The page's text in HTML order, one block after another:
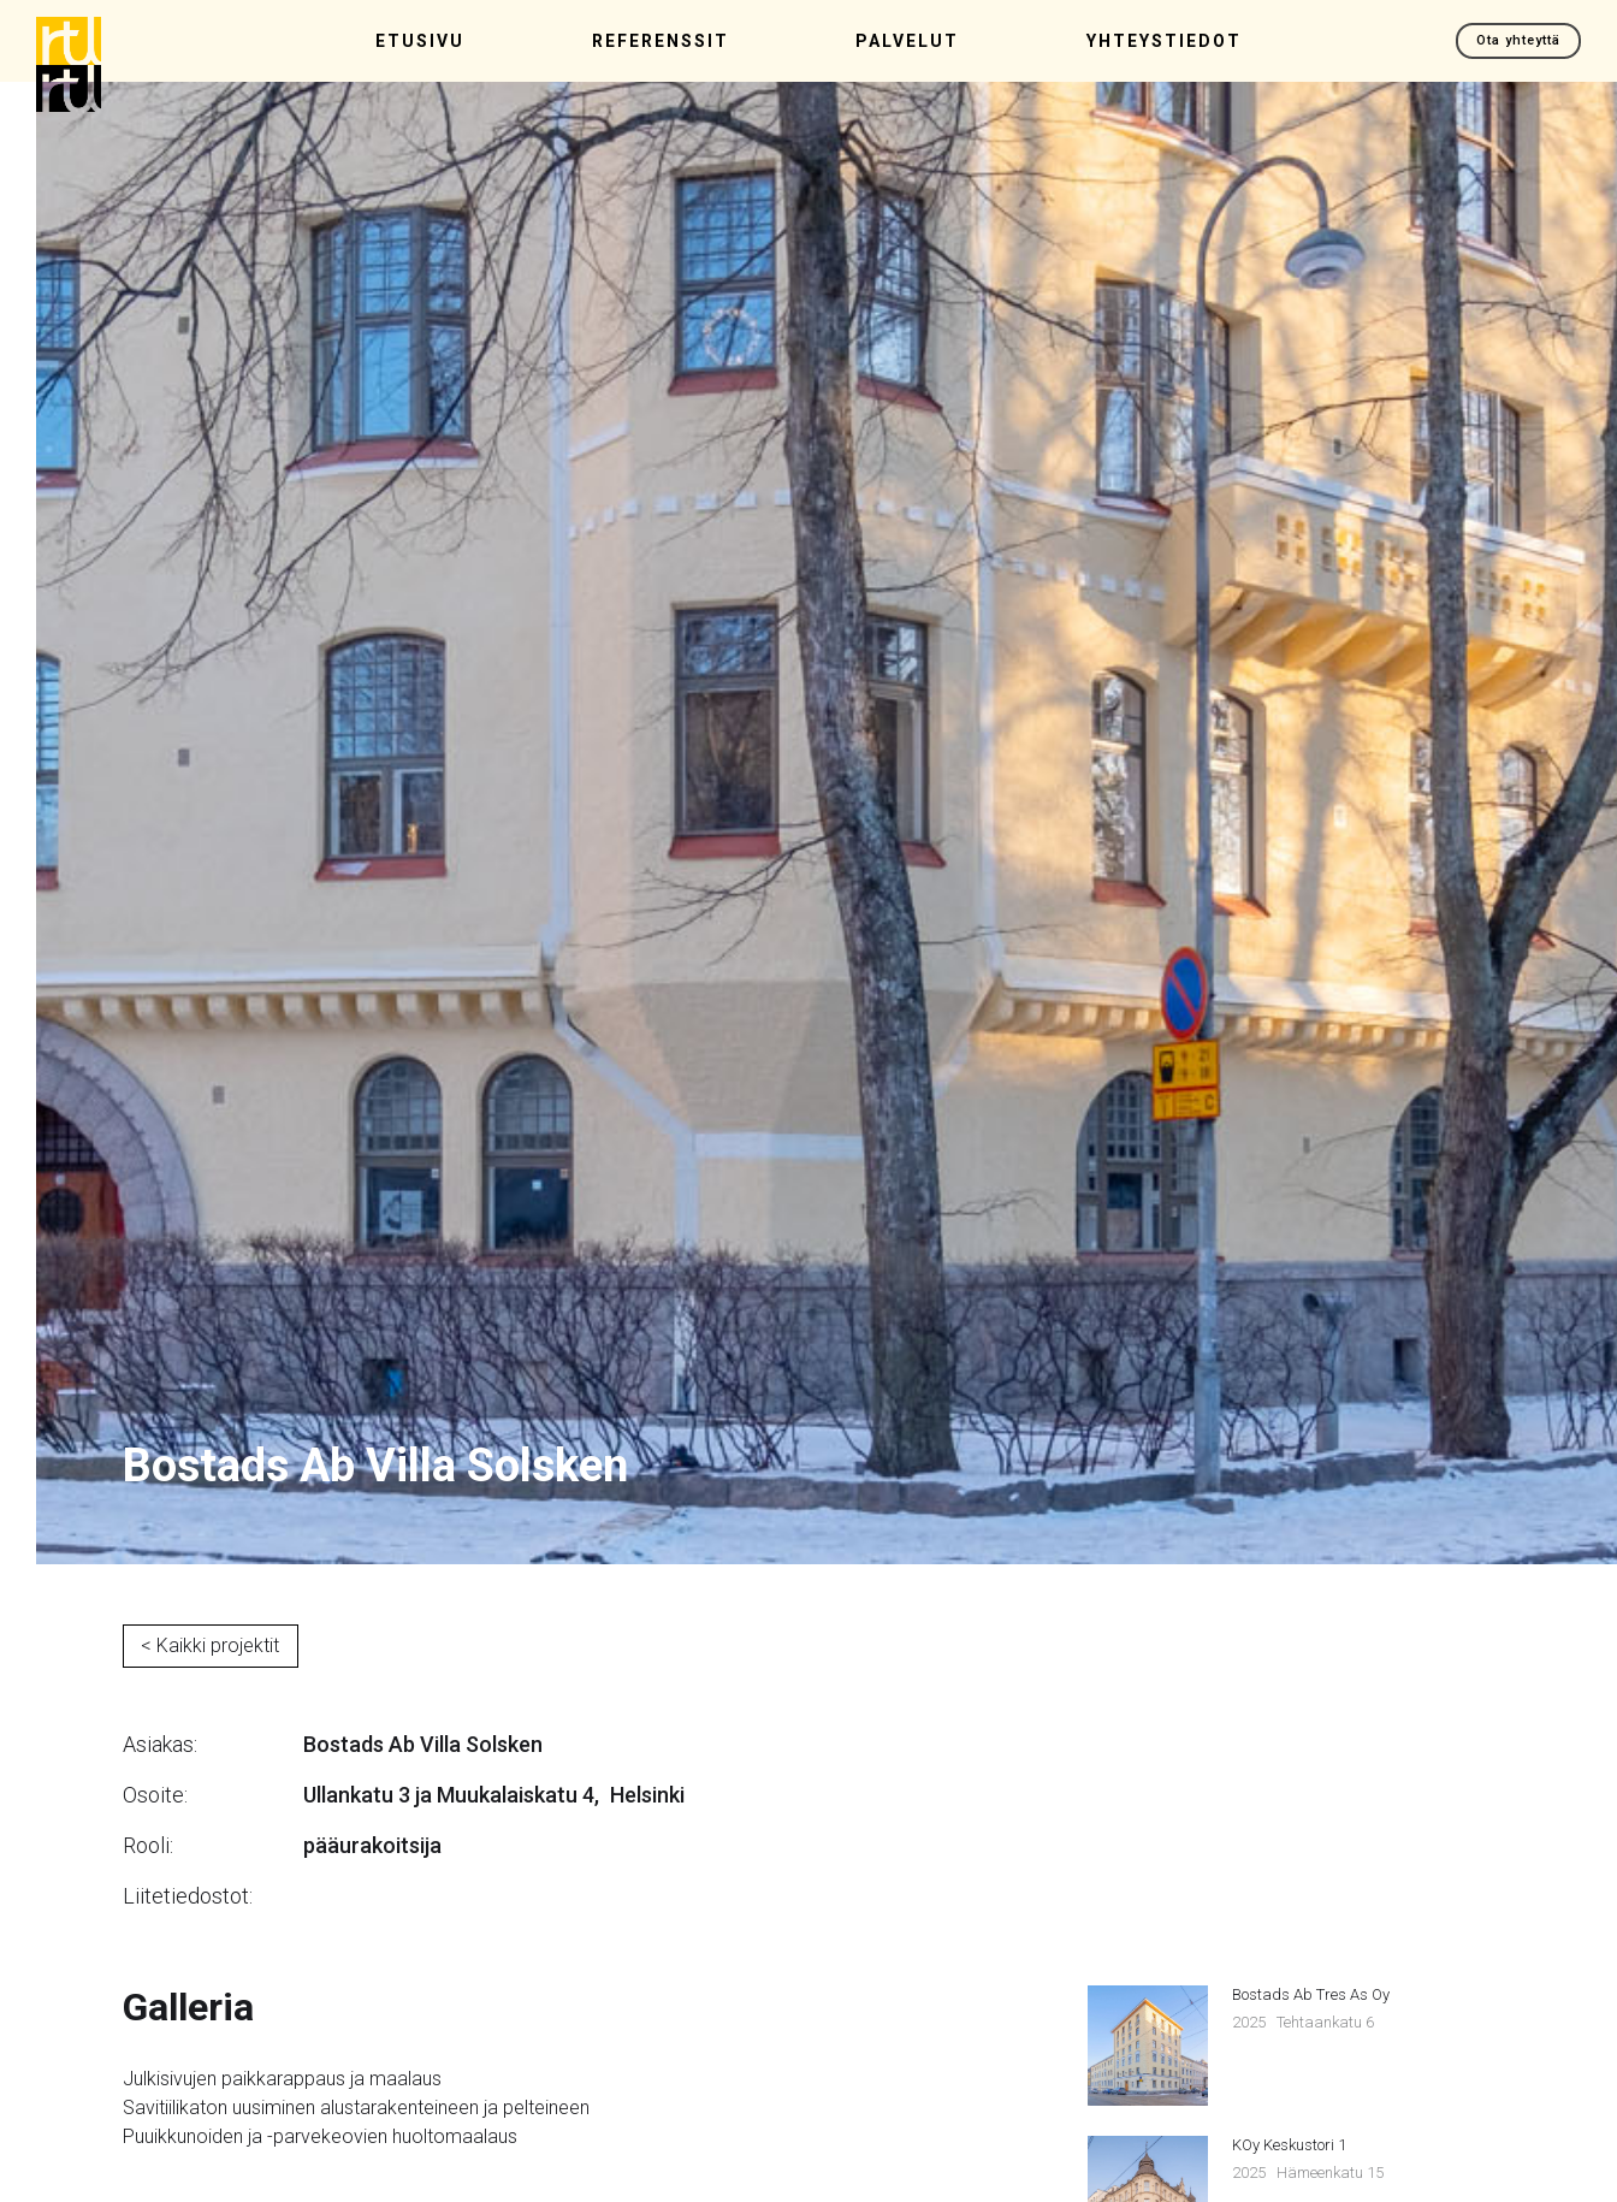
ETUSIVU REFERENSSIT PALVELUT YHTEYSTIEDOT Ota yhteyttä
Bostads Ab Villa Solsken
< Kaikki projektit
Asiakas:
Bostads Ab Villa Solsken
Osoite:
Ullankatu 3 ja Muukalaiskatu 4, Helsinki
Rooli:
pääurakoitsija
Liitetiedostot:
Galleria
Julkisivujen paikkarappaus ja maalaus
Savitiilikaton uusiminen alustarakenteineen ja pelteineen
Puuikkunoiden ja -parvekeovien huoltomaalaus
Bostads Ab Tres As Oy
2025 Tehtaankatu 6
KOy Keskustori 1
2025
Hämeenkatu 15